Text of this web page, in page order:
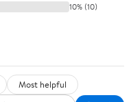
10% (10)
Most helpful